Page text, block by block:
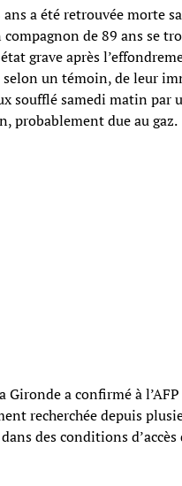
a été retrouvée morte
de 89 ans se
grave après
selon un témoin, de leur
soufflé samedi matin par
probablement due au gaz.
Gironde a confirmé à l’AFP
recherchée depuis
des conditions